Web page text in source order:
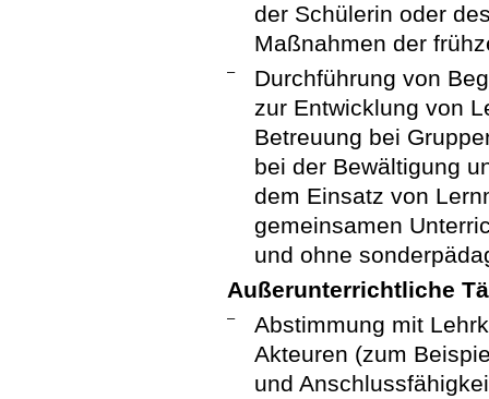
der Schülerin oder
Maßnahmen der
–
Durchführung von
zur Entwicklung von
Betreuung bei
bei der Bewältigung
dem Einsatz von
gemeinsamen
und ohne
Außerunterrichtliche
–
Abstimmung mit
Akteuren (zum
und